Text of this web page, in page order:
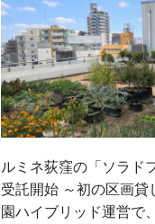
ルミネ荻窪の「ソラド
受託開始 ～初の区画貸
園ハイブリッド運営で